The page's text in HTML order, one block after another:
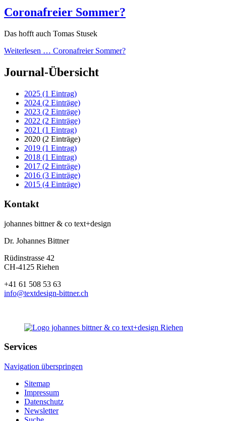
Coronafreier Sommer?
Das hofft auch Tomas Stusek
Weiterlesen … Coronafreier Sommer?
Journal-Übersicht
2025 (1 Eintrag)
2024 (2 Einträge)
2023 (2 Einträge)
2022 (2 Einträge)
2021 (1 Eintrag)
2020 (2 Einträge)
2019 (1 Eintrag)
2018 (1 Eintrag)
2017 (2 Einträge)
2016 (3 Einträge)
2015 (4 Einträge)
Kontakt
johannes bittner & co text+design
Dr. Johannes Bittner
Rüdinstrasse 42
CH-4125 Riehen
+41 61 508 53 63
info@textdesign-bittner.ch
Services
Navigation überspringen
Sitemap
Impressum
Datenschutz
Newsletter